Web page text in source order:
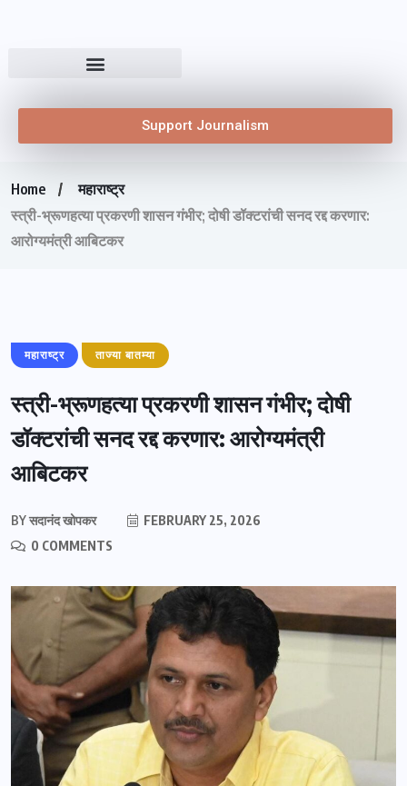
Support Journalism
Home
महाराष्ट्र
स्त्री-भ्रूणहत्या प्रकरणी शासन गंभीर; दोषी डॉक्टरांची सनद रद्द करणार:
आरोग्यमंत्री आबिटकर
महाराष्ट्र ताज्या बातम्या
स्त्री-भ्रूणहत्या प्रकरणी शासन गंभीर; दोषी
डॉक्टरांची सनद रद्द करणार: आरोग्यमंत्री
आबिटकर
BYसदानंद खोपकर
FEBRUARY 25, 2026
0 COMMENTS